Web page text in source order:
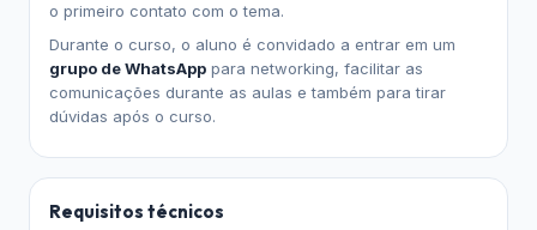
o primeiro contato com o tema.
Durante o curso, o aluno é convidado a entrar em um
grupo de WhatsApp para networking, facilitar as
comunicações durante as aulas e também para tirar
dúvidas após o curso.
Requisitos técnicos